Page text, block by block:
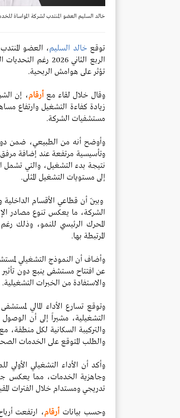
خالد السليم العضو المنتدب لشركة المواساة
توقع خالد السليم، العضو
الربع الثاني
تؤثر على هوامش الربحية.
وقال خلال لقاء مع أرقام، إن
زيادة كفاءة التشغيل وارتفاع
مستشفيات الشركة.
وأوضح أنه من الطبيعي، ضمن
وتأسيسية مرتفعة عند إضافة
نتيجة بدء التشغيل، والتي تشمل
إلى مستويات التشغيل المثلى.
وبيّن أن قطاعي الأقسام
الشركة، ما يعكس تنوع مصادر
المحرك الرئيسي للنمو، وذلك
المرتبطة بها.
وأضاف أن النموذج التشغيلي
عن افتتاح مستشفى ينبع دون تأثير
والاستفادة من الخبرات التشغيلية.
وتوقع تسارع الأداء المالي
التشغيلية، مشيراً إلى أن
والتركيبة السكانية لكل منطقة،
والطلب المتوقع على الخدمات
وأكد أن الأداء التشغيلي
وجاهزية الخدمات، مما يعكس
تدريجي ومستدام خلال الفترات
وحسب بيانات أرقام، ارتفعت أرباح شركة